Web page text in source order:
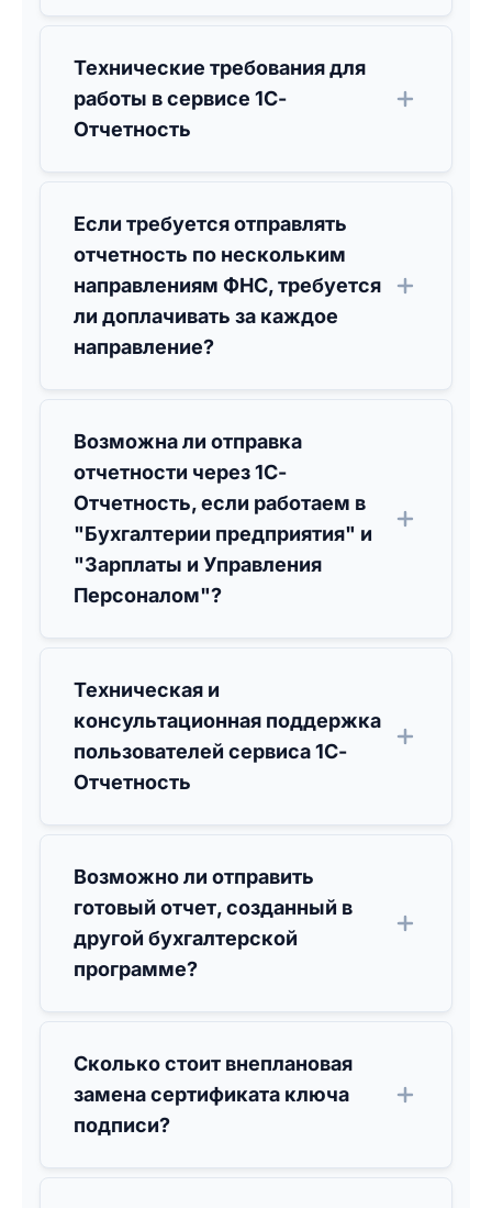
Технические требования для
работы в сервисе 1С-
Отчетность
Если требуется отправлять
отчетность по нескольким
направлениям ФНС, требуется
ли доплачивать за каждое
направление?
Возможна ли отправка
отчетности через 1С-
Отчетность, если работаем в
"Бухгалтерии предприятия" и
"Зарплаты и Управления
Персоналом"?
Техническая и
консультационная поддержка
пользователей сервиса 1С-
Отчетность
Возможно ли отправить
готовый отчет, созданный в
другой бухгалтерской
программе?
Сколько стоит внеплановая
замена сертификата ключа
подписи?